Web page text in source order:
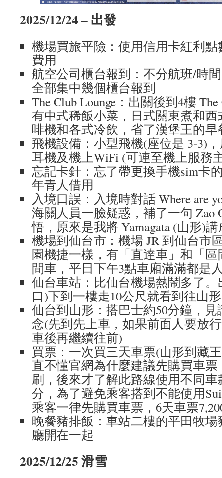
2025/12/24 – 出發
機場買旅平險：使用信用卡紅利
費用
航空公司櫃台報到：不分航班/時
全部集中幾個櫃台報到
The Club Lounge：出關後到4樓
有中式稀飯小菜，日式關東煮和
啡機和各式冷飲，省了漢堡王的早
飛機設備：小型飛機(座位是 3-3)
耳機及機上WiFi (可連至機上服務
忘記卡針：忘了帶更換手機sim卡
年青人借用
入境口誤：入境時對話 Where are
海關人員一臉疑惑，補了一句 Zao
悟，原來是我將 Yamagata (山形)講
機場到仙台市：機場 JR 到仙台市
園機捷一樣，有「直達車」和「
間車，平日下午3點車廂滿滿都是
仙台車站：比仙台機場熱鬧多了
口)下到一樓走10公尺就看到往山
仙台到山形：搭巴士約50分鐘，
念(先到先上車，如果前面人要放
車後再繼續往前)
買票：一次買三天車票(山形到藏
直不懂官網為什麼建議先購買車票
刷，後來才了解此路線使用不同
分，為了避免乘客搭到不能使用
乘客一律先購買車票，6天車票
晚餐豬排飯：車站二樓的平田牧
廳開在一起
2025/12/25 滑雪